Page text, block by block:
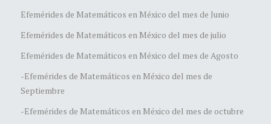
Efemérides de Matemáticos en México del mes de Junio
Efemérides de Matemáticos en México del mes de julio
Efemérides de Matemáticos en México del mes de Agosto
-Efemérides de Matemáticos en México del mes de
Septiembre
-Efemérides de Matemáticos en México del mes de octubre